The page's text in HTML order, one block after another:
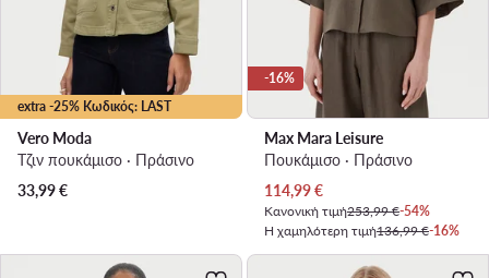
extra -25% Κωδικός: LAST
Vero Moda
Τζιν πουκάμισο · Πράσινο
33,99€
-16%
Max Mara Leisure
Πουκάμισο · Πράσινο
Τρέχουσα τιμή
114,99€
Κανονική τιμή253,99 €-54%
Η χαμηλότερη τιμή136,99 €-16%